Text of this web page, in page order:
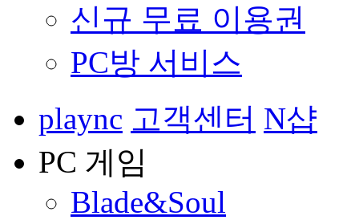
신규 무료 이용권
PC방 서비스
plaync 고객센터 N샵
PC 게임
Blade&Soul